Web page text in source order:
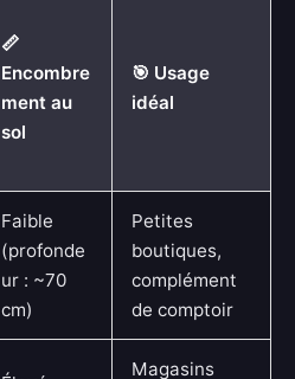
📏
Encombre
ment au
sol
🎯 Usage
idéal
Faible
(profonde
ur : ~70
cm)
Petites
boutiques,
complément
de comptoir
Magasins